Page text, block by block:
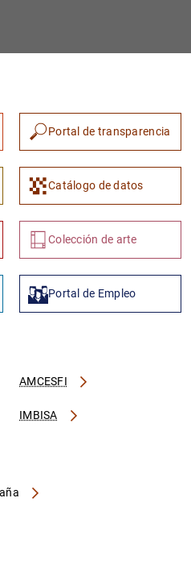
Portal de transparencia
Catálogo de datos
Colección de arte
Portal de Empleo
AMCESFI
IMBISA